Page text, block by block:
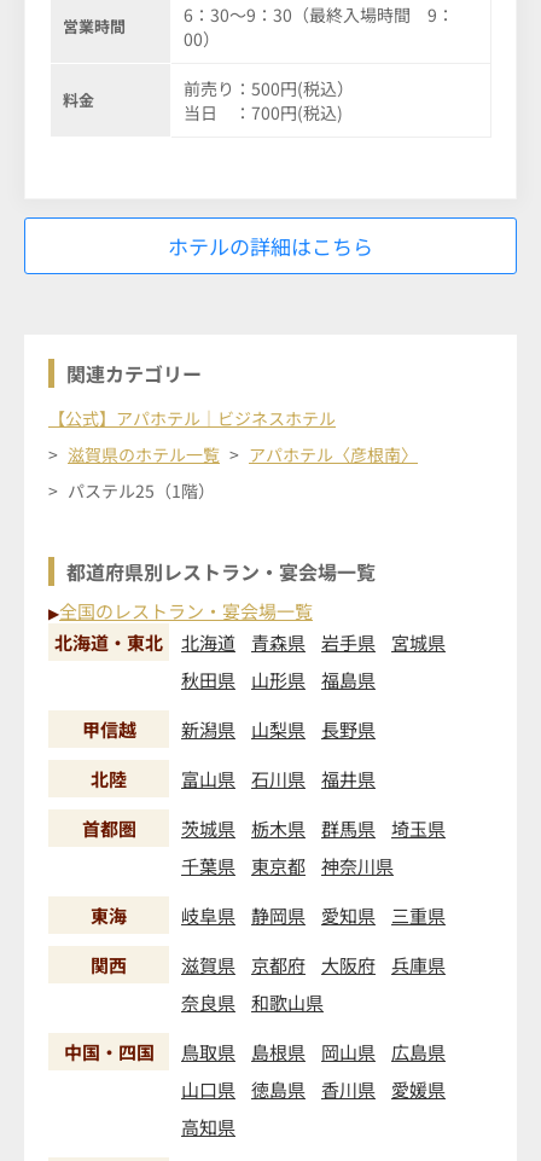
営業時間
6：30～9：30（最終入場時間 9：
00）
料金
前売り：500円(税込）
当日 ：700円(税込)
ホテルの詳細はこちら
関連カテゴリー
【公式】アパホテル｜ビジネスホテル
滋賀県のホテル一覧
アパホテル〈彦根南〉
パステル25（1階）
都道府県別レストラン・宴会場一覧
▶全国のレストラン・宴会場一覧
北海道・東北
北海道 青森県 岩手県
宮城県
秋田県
山形県
福島県
甲信越
新潟県 山梨県
長野県
北陸
富山県 石川県
福井県
首都圏
茨城県 栃木県 群馬県
埼玉県
千葉県
東京都
神奈川県
東海
岐阜県 静岡県 愛知県
三重県
関西
滋賀県 京都府 大阪府
兵庫県
奈良県
和歌山県
中国・四国
鳥取県 島根県 岡山県
広島県
山口県
徳島県 香川県
愛媛県
高知県